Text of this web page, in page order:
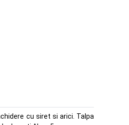
cu siret si arici. Talpa